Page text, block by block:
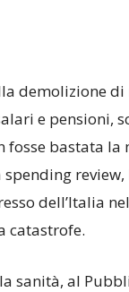
demolizione
e pensioni,
fosse bastata
dell’Italia
catastrofe.
sanità, al